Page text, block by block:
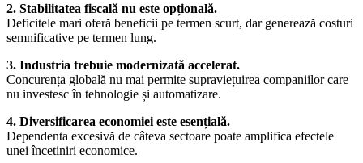
2. Stabilitatea fiscală nu este opțională.
Deficitele mari oferă beneficii pe termen scurt, dar generează costuri
semnificative pe termen lung.
3. Industria trebuie modernizată accelerat.
Concurența globală nu mai permite supraviețuirea companiilor care
nu investesc în tehnologie și automatizare.
4. Diversificarea economiei este esențială.
Dependenta excesivă de câteva sectoare poate amplifica efectele
unei încetiniri economice.